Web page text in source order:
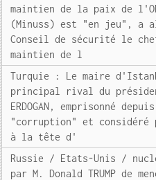
maintien de la paix de
(Minuss) est "en jeu", a
Conseil de sécurité le
maintien de l
Turquie : Le maire
principal rival du
ERDOGAN, emprisonné
"corruption" et considéré
à la tête d'
Russie / Etats-Unis /
par M. Donald TRUMP de